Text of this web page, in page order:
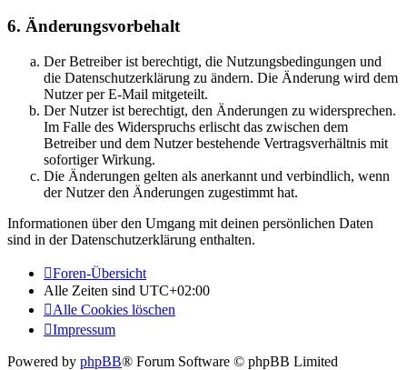
6. Änderungsvorbehalt
Der Betreiber ist berechtigt, die Nutzungsbedingungen und
die Datenschutzerklärung zu ändern. Die Änderung wird dem
Nutzer per E-Mail mitgeteilt.
Der Nutzer ist berechtigt, den Änderungen zu widersprechen.
Im Falle des Widerspruchs erlischt das zwischen dem
Betreiber und dem Nutzer bestehende Vertragsverhältnis mit
sofortiger Wirkung.
Die Änderungen gelten als anerkannt und verbindlich, wenn
der Nutzer den Änderungen zugestimmt hat.
Informationen über den Umgang mit deinen persönlichen Daten
sind in der Datenschutzerklärung enthalten.
Foren-Übersicht
Alle Zeiten sind UTC+02:00
Alle Cookies löschen
Impressum
Powered by phpBB® Forum Software © phpBB Limited